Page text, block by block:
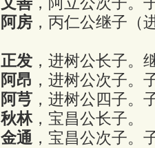
阿房 ，丙仁公继子（
正发 ，进树公长子。
阿昂 ，进树公次子。
阿芎 ，进树公四子。
秋林，宝昌公长子。
金通，宝昌公次子。